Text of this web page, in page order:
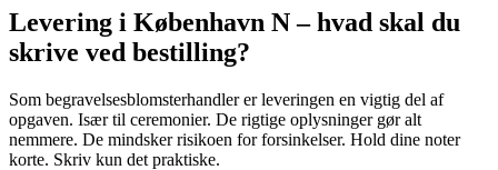
Levering i København N – hvad skal du
skrive ved bestilling?
Som begravelsesblomsterhandler er leveringen en vigtig del af
opgaven. Især til ceremonier. De rigtige oplysninger gør alt
nemmere. De mindsker risikoen for forsinkelser. Hold dine noter
korte. Skriv kun det praktiske.